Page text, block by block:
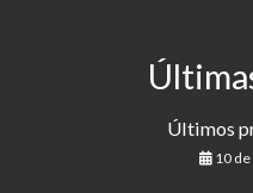
Últimos
10 de